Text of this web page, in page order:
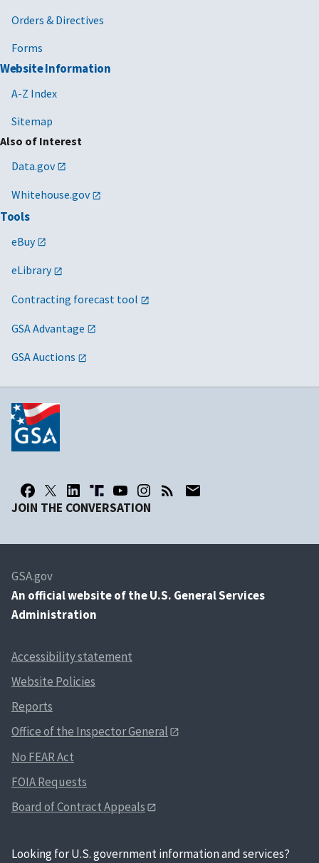
Orders & Directives
Forms
Website Information
A-Z Index
Sitemap
Also of Interest
Data.gov
Whitehouse.gov
Tools
eBuy
eLibrary
Contracting forecast tool
GSA Advantage
GSA Auctions
JOIN THE CONVERSATION
GSA.gov
An official website of the U.S. General Services
Administration
Accessibility statement
Website Policies
Reports
Office of the Inspector General
No FEAR Act
FOIA Requests
Board of Contract Appeals
Looking for U.S. government information and services?